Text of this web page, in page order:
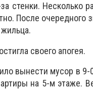
стенки. Несколько
После
своего апогея.
вынести мусор в
на 5-м этаже.